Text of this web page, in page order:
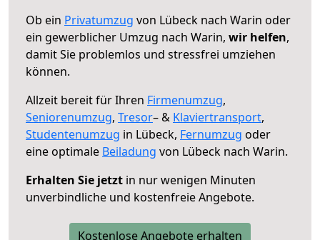
Ob ein Privatumzug von Lübeck nach Warin oder
ein gewerblicher Umzug nach Warin, wir helfen,
damit Sie problemlos und stressfrei umziehen
können.
Allzeit bereit für Ihren Firmenumzug,
Seniorenumzug, Tresor– & Klaviertransport,
Studentenumzug in Lübeck, Fernumzug oder
eine optimale Beiladung von Lübeck nach Warin.
Erhalten Sie jetzt in nur wenigen Minuten
unverbindliche und kostenfreie Angebote.
Kostenlose Angebote erhalten